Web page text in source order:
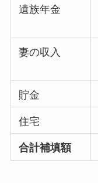
遺族年金
妻の収入
貯金
住宅
合計補填額